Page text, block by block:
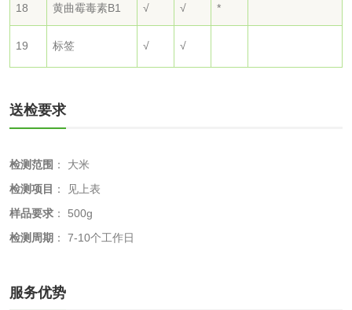
18 黄曲霉毒素B1 √ √ *
19 标签 √ √
送检要求
检测范围 ：
大米
检测项目
：
见上表
样品要求 ：
500g
检测周期 ： 7-10个工作日
服务优势